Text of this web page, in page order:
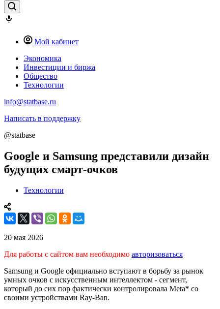
Мой кабинет
Экономика
Инвестиции и биржа
Общество
Технологии
info@statbase.ru
Написать в поддержку
@statbase
Google и Samsung представили дизайн
будущих смарт-очков
Технологии
20 мая 2026
Для работы с сайтом вам необходимо авторизоваться
Samsung и Google официально вступают в борьбу за рынок
умных очков с искусственным интеллектом - сегмент,
который до сих пор фактически контролировала Meta* со
своими устройствами Ray-Ban.